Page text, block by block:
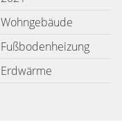
Wohngebäude
Fußbodenheizung
Erdwärme